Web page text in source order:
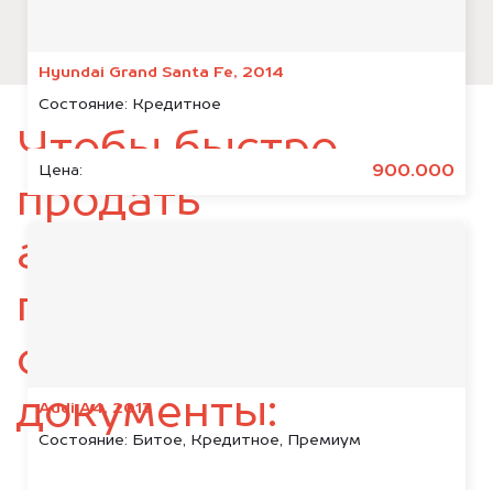
Hyundai Grand Santa Fe, 2014
Состояние: Кредитное
Цена: 900.000
Audi A4, 2013
Состояние: Битое, Кредитное, Премиум
Чтобы быстро
продать
автомобиль,
подготовьте
следующие
документы: